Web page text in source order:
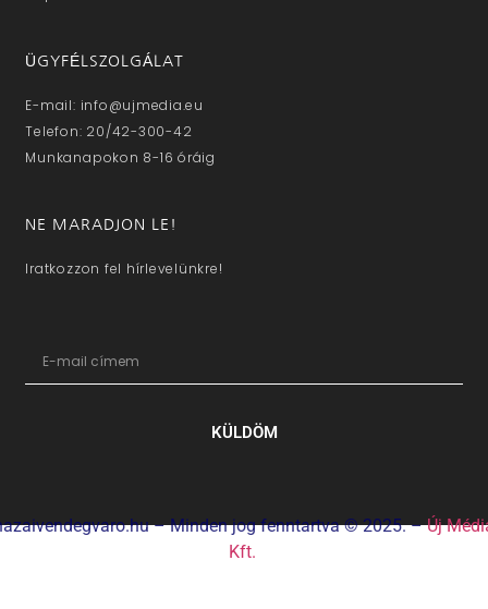
ÜGYFÉLSZOLGÁLAT
E-mail: info@ujmedia.eu
Telefon: 20/42-300-42
Munkanapokon 8-16 óráig
NE MARADJON LE!
Iratkozzon fel hírlevelünkre!
KÜLDÖM
– Minden jog fenntartva © 2025. –Új
Kft.